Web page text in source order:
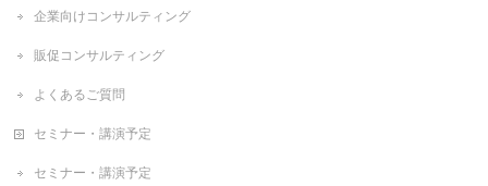
企業向けコンサルティング
販促コンサルティング
よくあるご質問
セミナー・講演予定
セミナー・講演予定